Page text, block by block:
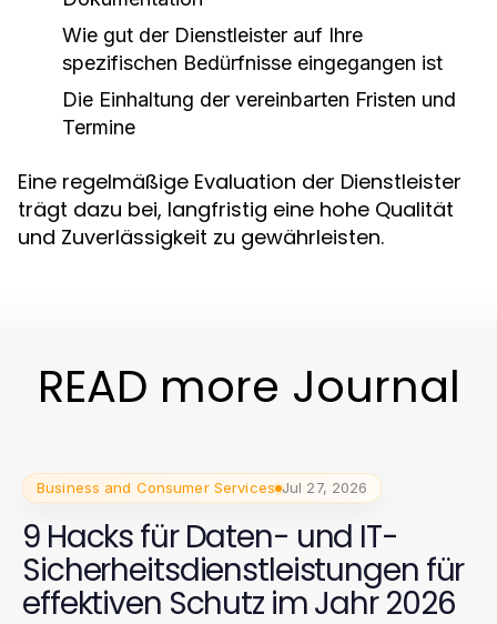
Wie gut der Dienstleister auf Ihre
spezifischen Bedürfnisse eingegangen ist
Die Einhaltung der vereinbarten Fristen und
Termine
Eine regelmäßige Evaluation der Dienstleister
trägt dazu bei, langfristig eine hohe Qualität
und Zuverlässigkeit zu gewährleisten.
READ more Journal
Business and Consumer Services Jul 27, 2026
9 Hacks für Daten- und IT-
Sicherheitsdienstleistungen für
effektiven Schutz im Jahr 2026